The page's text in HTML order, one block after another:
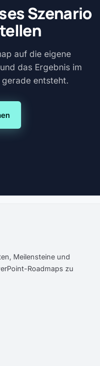
Szenario
auf die eigene
das Ergebnis im
entsteht.
Meilensteine und
Roadmaps zu